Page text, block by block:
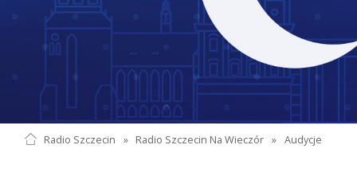
Radio Szczecin » Radio Szczecin Na Wieczór » Audycje